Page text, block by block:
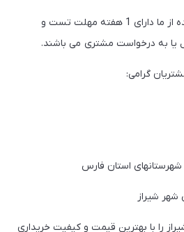
لپ تاپ های فروخته شده شده از ما دارای 1 هفته مهلت تست و
به درخواست مشتری می باشند.
گرامی:
شهرستانهای استان فارس
شیراز
را با بهترین قیمت و کیفیت خریداری